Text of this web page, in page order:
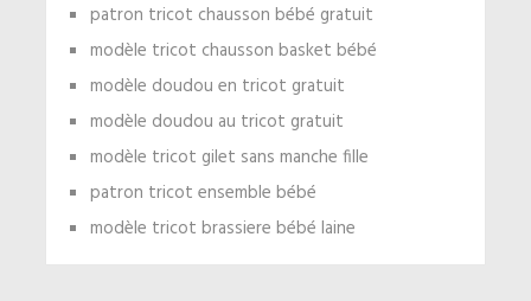
patron tricot chausson bébé gratuit
modèle tricot chausson basket bébé
modèle doudou en tricot gratuit
modèle doudou au tricot gratuit
modèle tricot gilet sans manche fille
patron tricot ensemble bébé
modèle tricot brassiere bébé laine